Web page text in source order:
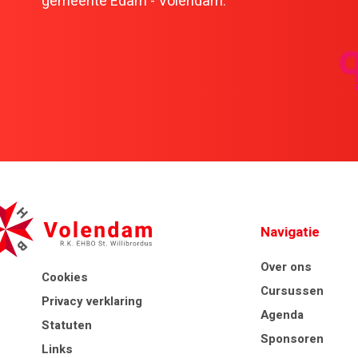
Cookies
Privacy verklaring
Statuten
Links
Navigatie
Over ons
Cursussen
Agenda
Sponsoren